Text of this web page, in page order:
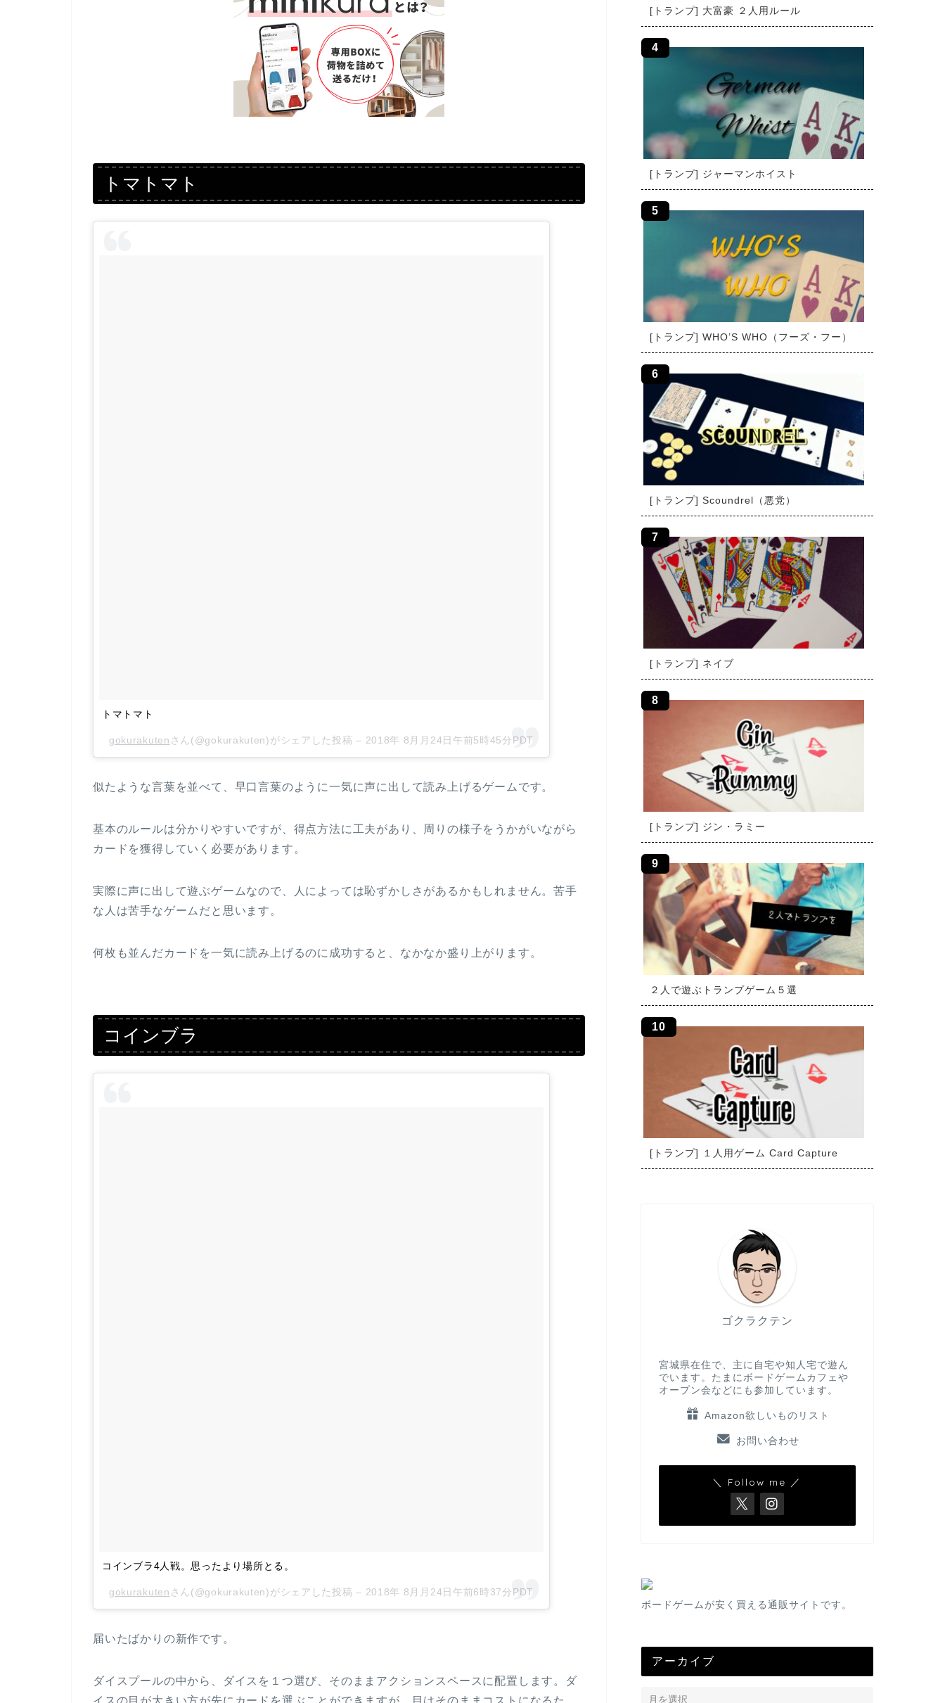
トマトマト
トマトマト
gokurakuten さん(@gokurakuten)がシェアした投稿 – 2018年 8月月24日午前5時45分PDT
似たような言葉を並べて、早口言葉のように一気に声に出して読み上げるゲームです。
基本のルールは分かりやすいですが、得点方法に工夫があり、周りの様子をうかがいながら
カードを獲得していく必要があります。
実際に声に出して遊ぶゲームなので、人によっては恥ずかしさがあるかもしれません。苦手
な人は苦手なゲームだと思います。
何枚も並んだカードを一気に読み上げるのに成功すると、なかなか盛り上がります。
コインブラ
コインブラ4人戦。思ったより場所とる。
gokurakuten さん(@gokurakuten)がシェアした投稿 – 2018年 8月月24日午前6時37分PDT
届いたばかりの新作です。
ダイスプールの中から、ダイスを１つ選び、そのままアクションスペースに配置します。ダ
[トランプ] 大富豪 ２人用ルール
[トランプ] ジャーマンホイスト
[トランプ] WHO’S WHO（フーズ・フー）
[トランプ] Scoundrel（悪党）
[トランプ] ネイブ
[トランプ] ジン・ラミー
２人で遊ぶトランプゲーム５選
[トランプ] １人用ゲーム Card Capture
ゴクラクテン
宮城県在住で、主に自宅や知人宅で遊ん
でいます。たまにボードゲームカフェや
オープン会などにも参加しています。
Amazon欲しいものリスト
お問い合わせ
＼ Follow me ／
ボードゲームが安く買える通販サイトです。
アーカイブ